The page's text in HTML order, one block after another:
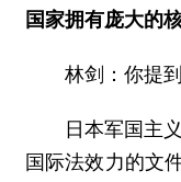
国家拥有庞大的
林剑：你提
日本军国主
国际法效力的文